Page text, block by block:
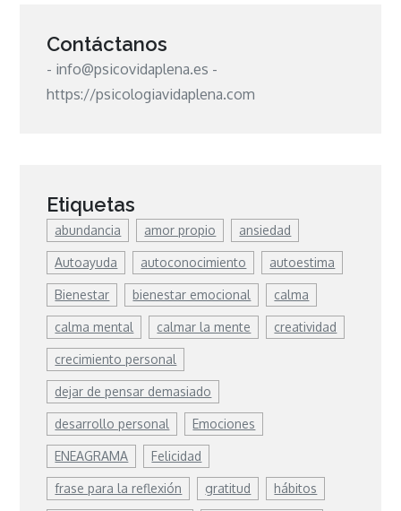
Contáctanos
- info@psicovidaplena.es -
https://psicologiavidaplena.com
Etiquetas
abundancia amor propio ansiedad
Autoayuda autoconocimiento autoestima
Bienestar bienestar emocional calma
calma mental calmar la mente creatividad
crecimiento personal
dejar de pensar demasiado
desarrollo personal Emociones
ENEAGRAMA Felicidad
frase para la reflexión gratitud hábitos